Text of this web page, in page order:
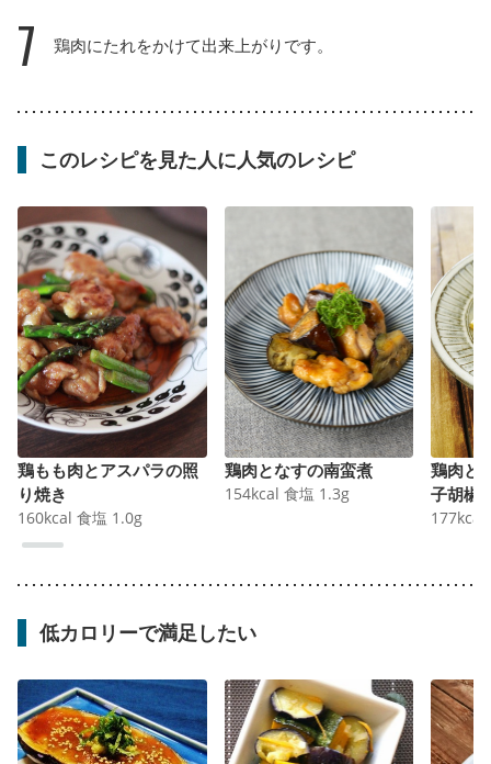
7 鶏肉にたれをかけて出来上がりです。
このレシピを見た人に人気のレシピ
鶏もも肉とアスパラの照
り焼き
160kcal 食塩 1.0g
鶏肉となすの南蛮煮
154kcal 食塩 1.3g
鶏肉と
子胡椒
177kcal
低カロリーで満足したい